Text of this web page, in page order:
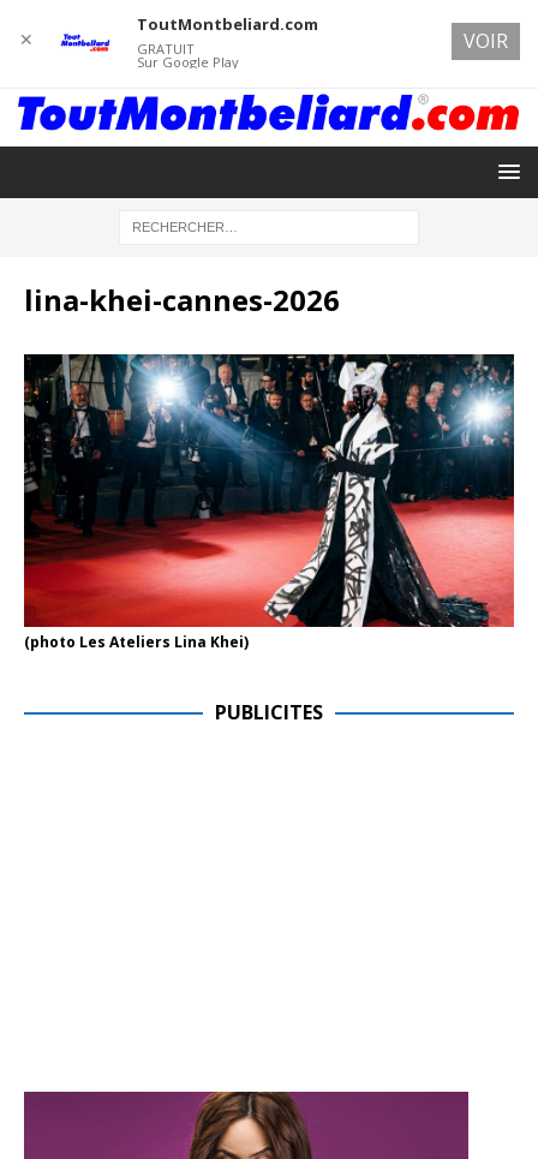
lina-khei-cannes-2026
(photo Les Ateliers Lina Khei)
PUBLICITES
✕
ToutMontbeliard.com
GRATUIT
Sur Google Play
VOIR